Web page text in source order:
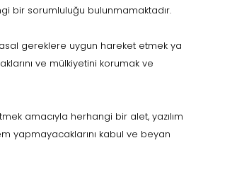
bir sorumluluğu bulunmamaktadır.
gereklere uygun hareket etmek ya
ve mülkiyetini korumak ve
amacıyla herhangi bir alet, yazılım
yapmayacaklarını kabul ve beyan